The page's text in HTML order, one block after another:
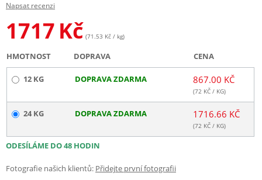
Napsat recenzi
1717 Kč (71.53 Kč / kg)
HMOTNOST DOPRAVA CENA
12 KG DOPRAVA ZDARMA 867.00 KČ
(72 KČ / KG)
24 KG DOPRAVA ZDARMA 1716.66 KČ
(72 KČ / KG)
ODESÍLÁME DO 48 HODIN
Fotografie našich klientů: Přidejte první fotografii